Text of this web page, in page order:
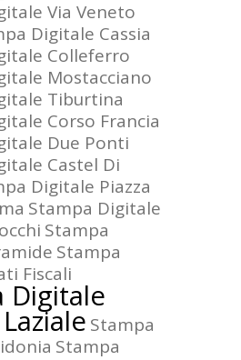
Via Veneto
Digitale Cassia
Colleferro
Mostacciano
Tiburtina
Corso Francia
Due Ponti
Castel Di
Digitale Piazza
Stampa Digitale
Stampa
Stampa
Fiscali
Digitale
Stampa
Stampa